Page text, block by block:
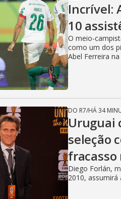
Incrível:
10
O meio-
como um dos
Abel Ferreira na
DO R7/HÁ 34
Uruguai
seleção
fracasso
Diego Forlán,
2010, assumirá